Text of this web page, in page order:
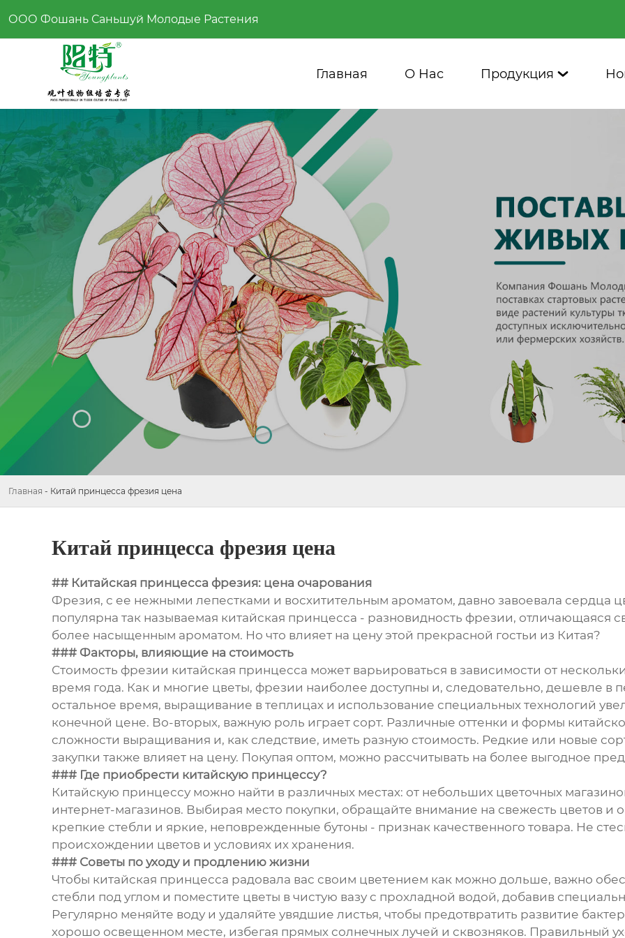
ООО Фошань Саньшуй Молодые Растения
Главная О Нас Продукция 
Главная - Китай принцесса фрезия цена
Китай принцесса фрезия цена
## Китайская принцесса фрезия: цена очарования
Фрезия, с ее нежными лепестками и восхитительным ароматом, давно завоевала сердца
популярна так называемая китайская принцесса - разновидность фрезии,
более насыщенным ароматом. Но что влияет на цену этой прекрасной гостьи из Китая?
### Факторы, влияющие на стоимость
Стоимость фрезии китайская принцесса может варьироваться в зависимости от
время года. Как и многие цветы, фрезии наиболее доступны и, следовательно, дешевле в
остальное время, выращивание в теплицах и использование специальных технологий
конечной цене. Во-вторых, важную роль играет сорт. Различные оттенки и формы
сложности выращивания и, как следствие, иметь разную стоимость. Редкие или новые
закупки также влияет на цену. Покупая оптом, можно рассчитывать на более выгодное
### Где приобрести китайскую принцессу?
Китайскую принцессу можно найти в различных местах: от небольших цветочных
интернет-магазинов. Выбирая место покупки, обращайте внимание на свежесть цветов и
крепкие стебли и яркие, неповрежденные бутоны - признак качественного товара. Не
происхождении цветов и условиях их хранения.
### Советы по уходу и продлению жизни
Чтобы китайская принцесса радовала вас своим цветением как можно дольше, важно
стебли под углом и поместите цветы в чистую вазу с прохладной водой, добавив
Регулярно меняйте воду и удаляйте увядшие листья, чтобы предотвратить развитие
хорошо освещенном месте, избегая прямых солнечных лучей и сквозняков. Правильный